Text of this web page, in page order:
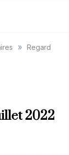
»
Regard
2022